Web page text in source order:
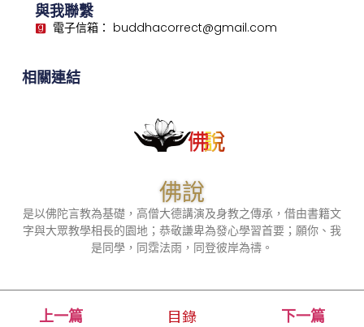
上一篇 目錄 下一篇
佛說
是以佛陀言教為基礎，高僧大德講演及身教之傳承，借由書籍文
字與大眾教學相長的園地；恭敬謙卑為發心學習首要；願你、我
是同學，同霑法雨，同登彼岸為禱。
與我聯繫
電子信箱： buddhacorrect@gmail.com
相關連結